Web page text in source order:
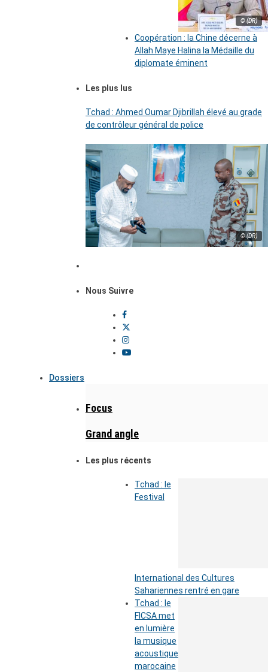
© (DR)
Coopération : la Chine décerne à
Allah Maye Halina la Médaille du
diplomate éminent
Les plus lus
Tchad : Ahmed Oumar Djibrillah élevé au grade
de contrôleur général de police
© (DR)
Nous Suivre
Dossiers
Focus
Grand angle
Les plus récents
Tchad : le
Festival
International des Cultures
Sahariennes rentré en gare
Tchad : le
FICSA met
en lumière
la musique
acoustique
marocaine